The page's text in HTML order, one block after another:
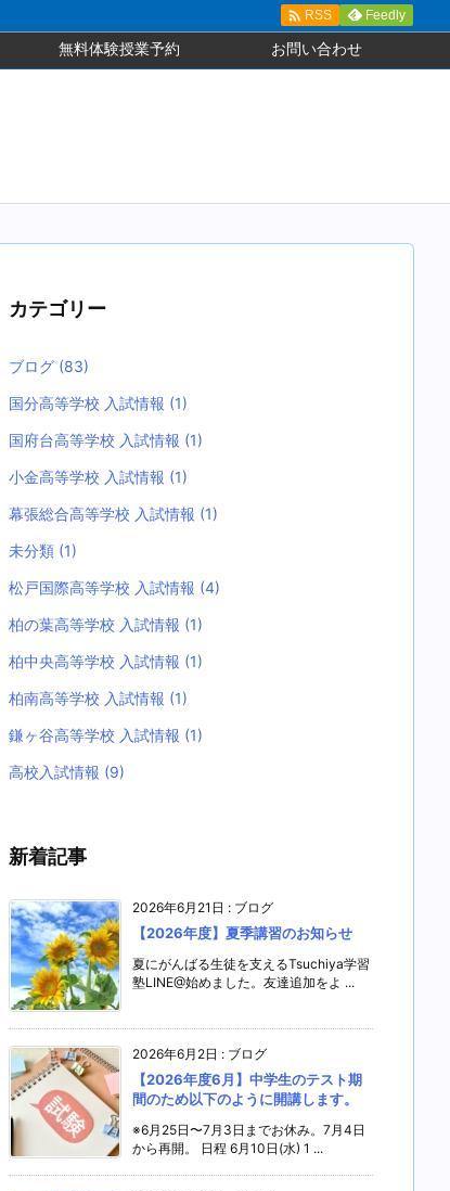
無料体験授業予約 お問い合わせ
 RSS Feedly
カテゴリー
ブログ (83)
国分高等学校 入試情報 (1)
国府台高等学校 入試情報 (1)
小金高等学校 入試情報 (1)
幕張総合高等学校 入試情報 (1)
未分類 (1)
松戸国際高等学校 入試情報 (4)
柏の葉高等学校 入試情報 (1)
柏中央高等学校 入試情報 (1)
柏南高等学校 入試情報 (1)
鎌ヶ谷高等学校 入試情報 (1)
高校入試情報 (9)
新着記事
2026年6月21日 : ブログ
【2026年度】夏季講習のお知らせ
夏にがんばる生徒を支えるTsuchiya学習
塾LINE@始めました。友達追加をよ ...
2026年6月2日 : ブログ
【2026年度6月】中学生のテスト期
間のため以下のように開講します。
※6月25日〜7月3日までお休み。7月4日
から再開。 日程 6月10日(水) 1 ...